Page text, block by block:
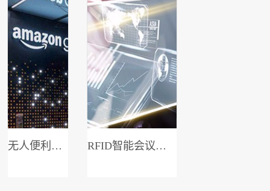
无人便利店系统 RFID智能会议签到系统